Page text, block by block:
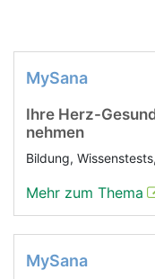
MySana
Ihre Herz-
nehmen
Bildung,
Mehr zum Thema
MySana